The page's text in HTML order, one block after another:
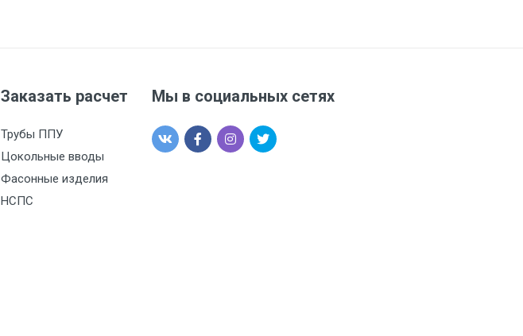
Заказать расчет
Трубы ППУ
Цокольные вводы
Фасонные изделия
НСПС
Мы в социальных сетях